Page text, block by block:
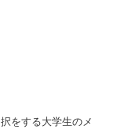
をする大学生のメ